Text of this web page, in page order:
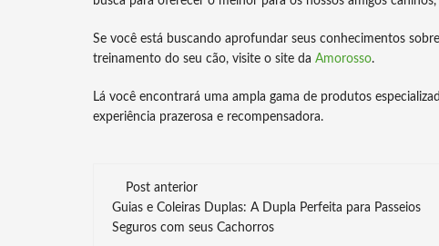
Se você está buscando aprofundar seus conhecimentos
treinamento do seu cão, visite o site da Amorosso.
Lá você encontrará uma ampla gama de produtos
experiência prazerosa e recompensadora.
Navegação
de
Post anterior
Guias e Coleiras Duplas: A Dupla Perfeita para Passeios
Seguros com seus Cachorros